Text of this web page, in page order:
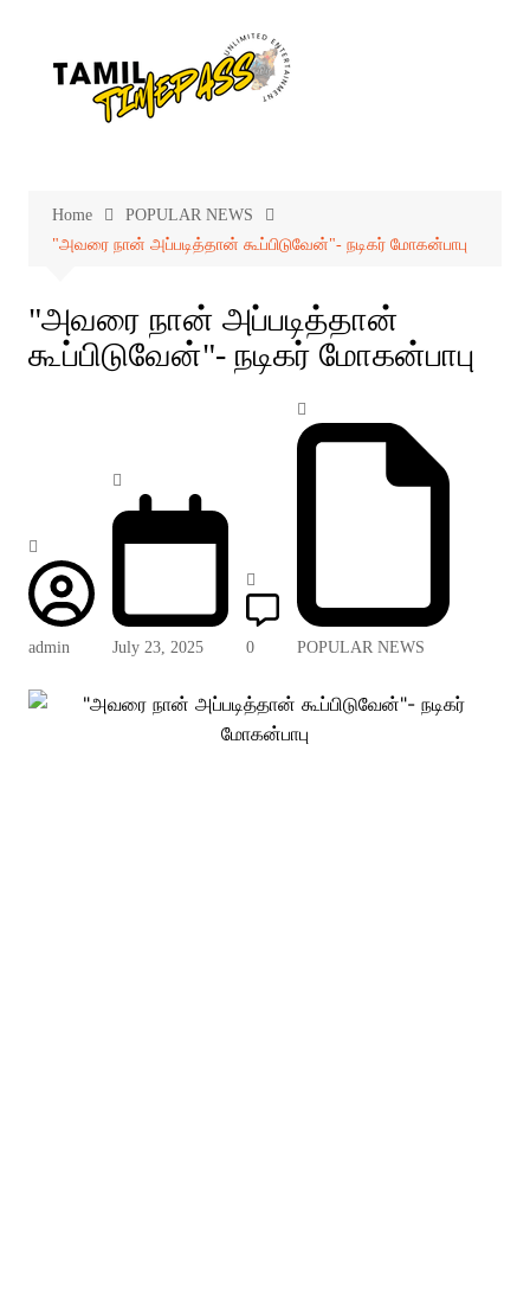
Home
POPULAR NEWS
"அவரை நான் அப்படித்தான் கூப்பிடுவேன்"- நடிகர் மோகன்பாபு
"அவரை நான் அப்படித்தான்
கூப்பிடுவேன்"- நடிகர் மோகன்பாபு
admin July 23, 2025 0 POPULAR NEWS